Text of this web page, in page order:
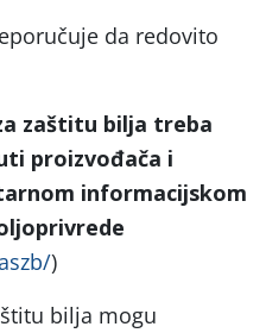
da redovito
zaštitu bilja treba
proizvođača i
informacijskom
)
bilja mogu